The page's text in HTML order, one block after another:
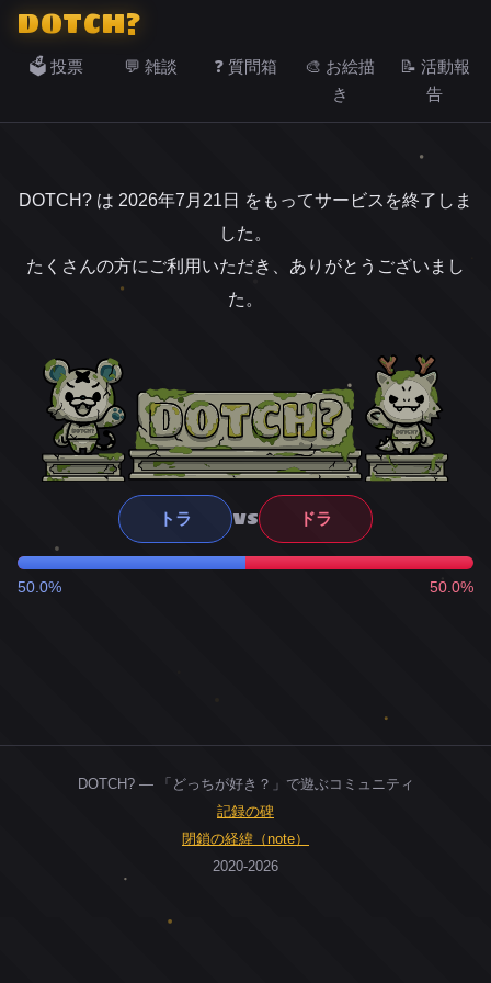
DOTCH?
🗳️ 投票 💬 雑談 ❓ 質問箱
🎨 お絵描
き
📝 活動報
告
DOTCH? は 2026年7月21日 をもってサービスを終了しま
した。
たくさんの方にご利用いただき、ありがとうございまし
た。
トラ VS ドラ
50.0% 50.0%
DOTCH? — 「どっちが好き？」で遊ぶコミュニティ
記録の碑
閉鎖の経緯（note）
2020-2026